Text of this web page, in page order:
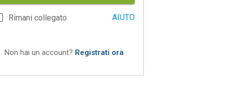
Rimani collegato AIUTO
Non hai un account? Registrati ora